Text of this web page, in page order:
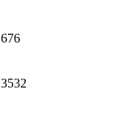
676
3532